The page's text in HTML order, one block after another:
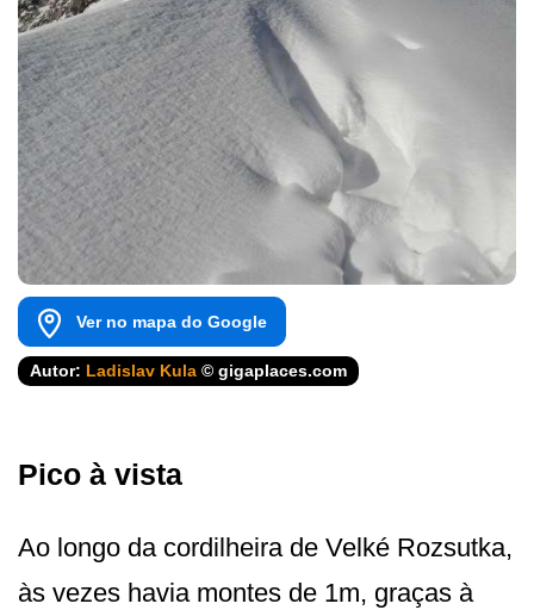
Ver no mapa do Google
Autor: Ladislav Kula © gigaplaces.com
Pico à vista
Ao longo da cordilheira de Velké Rozsutka,
às vezes havia montes de 1m, graças à